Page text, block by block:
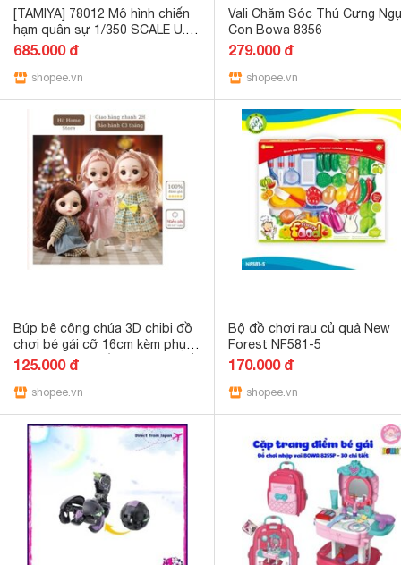
[TAMIYA] 78012 Mô hình chiến
hạm quân sự 1/350 SCALE U.S.
NAVY DD445 FLETCHER
685.000 đ
shopee.vn
Vali Chăm Sóc Thú Cưng
Con Bowa 8356
279.000 đ
shopee.vn
Búp bê công chúa 3D chibi đồ
chơi bé gái cỡ 16cm kèm phụ
kiện thú cưng, đồ bác sĩ, xe đẩy
125.000 đ
shopee.vn
Bộ đồ chơi rau củ quả New
Forest NF581-5
170.000 đ
shopee.vn